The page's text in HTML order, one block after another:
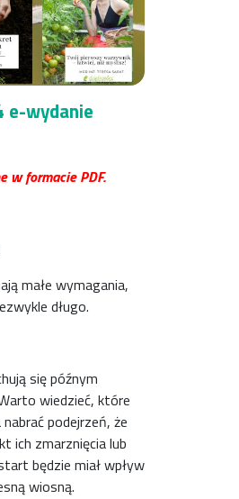
e-wydanie
w formacie PDF.
małe wymagania,
długo.
się późnym
wiedzieć, które
podejrzeń, że
ich zmarznięcia lub
będzie miał wpływ
wiosną.